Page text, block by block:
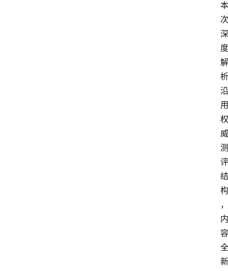
本
次
深
度
解
析
沿
用
权
威
测
评
结
构
，
内
容
全
新